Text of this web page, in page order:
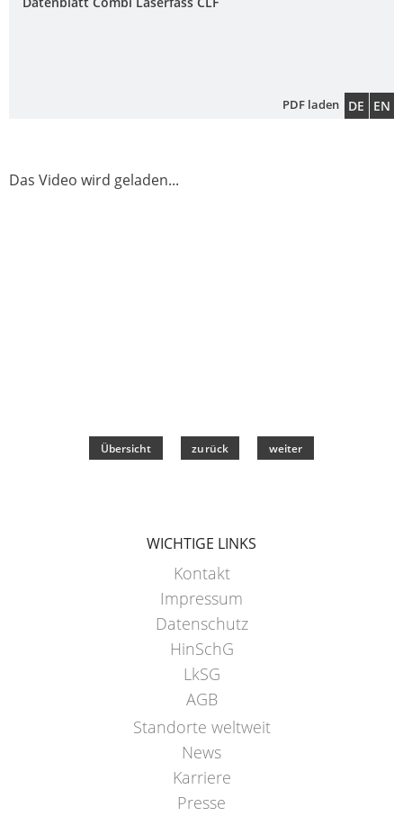
ECOBULK
MIT
PDF laden DE EN
Das Video wird geladen...
Übersicht zurück weiter
WICHTIGE LINKS
Kontakt
Impressum
Datenschutz
HinSchG
LkSG
AGB
Standorte weltweit
News
Karriere
Presse